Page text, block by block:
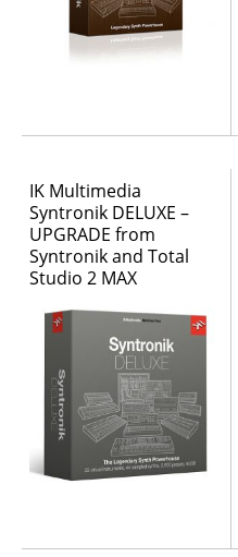
IK Multimedia
Syntronik DELUXE –
UPGRADE from
Syntronik and Total
Studio 2 MAX